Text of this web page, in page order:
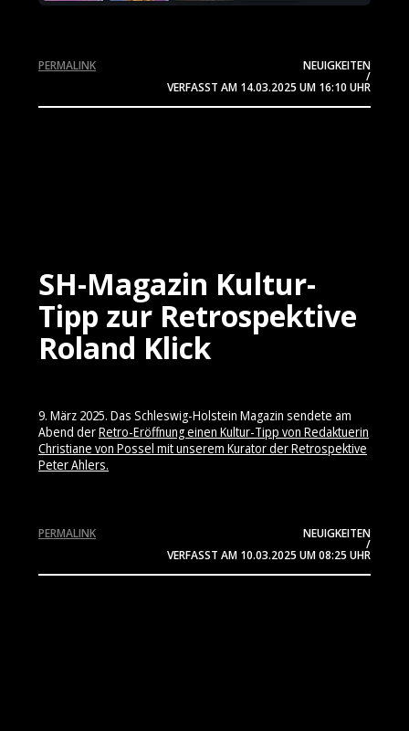
NEUIGKEITEN
/
VERFASST AM 14.03.2025 UM 16:10 UHR
PERMALINK
SH-Magazin Kultur-
Tipp zur Retrospektive
Roland Klick
9. März 2025. Das Schleswig-Holstein Magazin sendete am
Abend derRetro-Eröffnung einen Kultur-Tipp von Redaktuerin
Christiane von Possel mit unserem Kurator der Retrospektive
Peter Ahlers.
NEUIGKEITEN
/
VERFASST AM 10.03.2025 UM 08:25 UHR
PERMALINK